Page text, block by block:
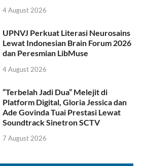
4 August 2026
UPNVJ Perkuat Literasi Neurosains
Lewat Indonesian Brain Forum 2026
dan Peresmian LibMuse
4 August 2026
“Terbelah Jadi Dua” Melejit di
Platform Digital, Gloria Jessica dan
Ade Govinda Tuai Prestasi Lewat
Soundtrack Sinetron SCTV
7 August 2026